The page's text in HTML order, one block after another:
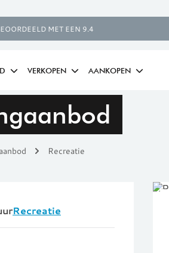
MET EEN 9.4
VERKOPEN AANKOPEN
Recreatie
Recreatie